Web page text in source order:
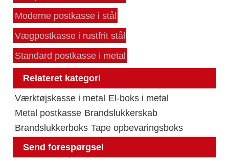
Moderne postkasse i stål
Vægpostkasse i rustfrit stål
Standard postkasse i metal
Relateret kategori
Værktøjskasse i metal El-boks i metal
Metal postkasse Brandslukkerskab
Brandslukkerboks Tape opbevaringsboks
Send forespørgsel